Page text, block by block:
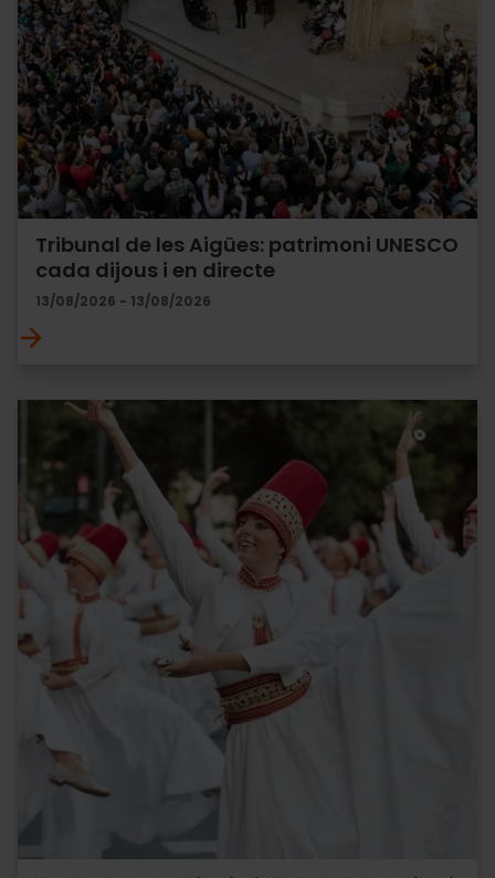
Tribunal de les Aigües: patrimoni UNESCO
cada dijous i en directe
13/08/2026 - 13/08/2026